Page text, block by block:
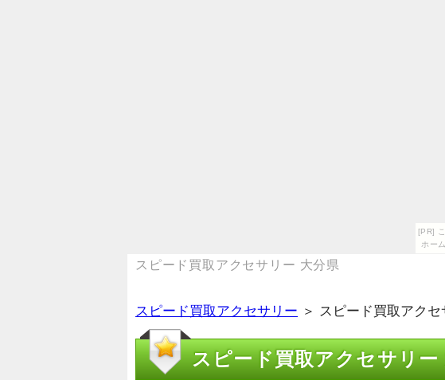
[PR]
ホー
スピード買取アクセサリー 大分県
スピード買取アクセサリー ＞ スピード買取アク
スピード買取アクセサリー